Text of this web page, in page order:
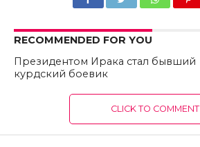
RECOMMENDED FOR YOU
Президентом Ирака стал бывший
курдский боевик
CLICK TO COMMENT